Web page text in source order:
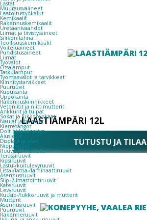
Lastat
Muurausvälineet
Laatoitustyökalut
Kemikaalit
Rakennuskemikaalit
Uretaanivaahdot
Liimat ja tiivistysaineet
Silikonitahna
Teollisuuskemikaalit
Voiteluaineet
Puhdistusaineet
Liimat
Työvalot
Otsalamput
Taskulamput
Työmaavalot ja tarvikkeet
Kiinnitys­tarvikkeet
Puuruuvit
Kupukanta
Uppokanta
Rakennuskiinnikkeet
Vetoniitit ja niittimutterit
Ankkurit ja tulpat
Sokat ja lukkorenkaat
Naulat ja hakaset
Kierretangot
Dolt piilokiinnitys
Aluslevyt
Displayt ja lavat
Nippusiteet
Ruuvit ja mutterit
Terassiruuvit
Kipsiruuvit
Lastu-/kuitulevyruuvit
Lista-/lattia-/laminaattiruuvit
Asennusruuvit
Siipi-/ilmastointiruuvit
Kateruuvit
Levyruuvit
Kuusio-/lukkoruuvit ja mutterit
Mutterit
Asennusruuvit
Puuruuvit
Rakenneruuvit
LAASTIÄMPÄRI 12L
TUTUSTU JA TILAA